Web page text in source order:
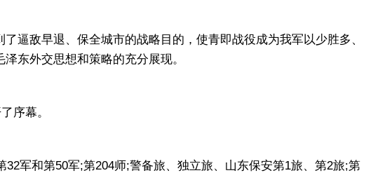
敌早退、保全城市的战略目的，使青即战役成为我军以少胜多、
东外交思想和策略的充分展现。
序幕。
军和第50军;第204师;警备旅、独立旅、山东保安第1旅、第2旅;第